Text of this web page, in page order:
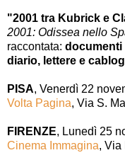
"2001 tra Kubrick e
2001: Odissea nello
raccontata: documenti
diario, lettere e
PISA, Venerdì 22
Volta Pagina, Via S.
FIRENZE, Lunedì 25
Cinema Immagina, Via